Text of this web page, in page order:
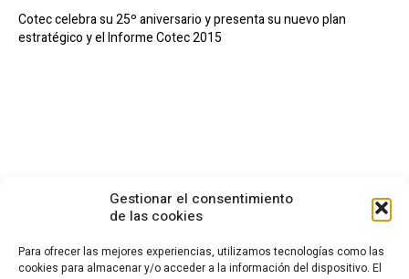
Gestionar el consentimiento
de las cookies
Para ofrecer las mejores experiencias, utilizamos tecnologías como las
cookies para almacenar y/o acceder a la información del dispositivo. El
Cotec celebra su 25º aniversario y presenta su nuevo plan
estratégico y el Informe Cotec 2015